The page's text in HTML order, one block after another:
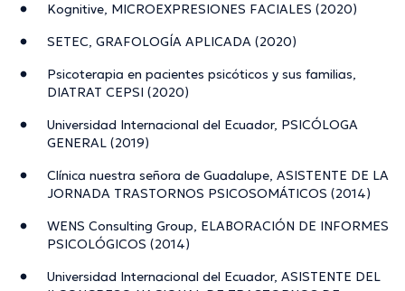
Kognitive, MICROEXPRESIONES FACIALES (2020)
SETEC, GRAFOLOGÍA APLICADA (2020)
Psicoterapia en pacientes psicóticos y sus familias,
DIATRAT CEPSI (2020)
Universidad Internacional del Ecuador, PSICÓLOGA
GENERAL (2019)
Clínica nuestra señora de Guadalupe, ASISTENTE DE LA
JORNADA TRASTORNOS PSICOSOMÁTICOS (2014)
WENS Consulting Group, ELABORACIÓN DE INFORMES
PSICOLÓGICOS (2014)
Universidad Internacional del Ecuador, ASISTENTE DEL